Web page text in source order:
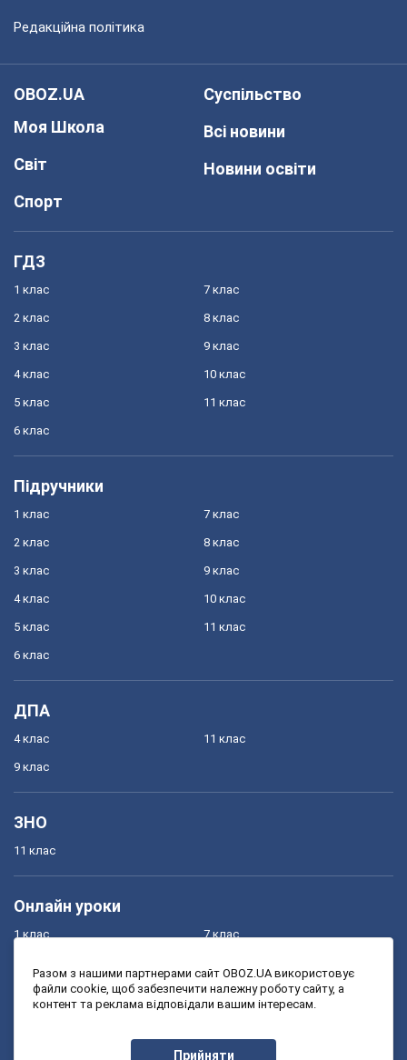
Редакційна політика
OBOZ.UA
Моя Школа
Світ
Спорт
Суспільство
Всі новини
Новини освіти
ГДЗ
1 клас
2 клас
3 клас
4 клас
5 клас
6 клас
7 клас
8 клас
9 клас
10 клас
11 клас
Підручники
1 клас
2 клас
3 клас
4 клас
5 клас
6 клас
7 клас
8 клас
9 клас
10 клас
11 клас
ДПА
4 клас
9 клас
11 клас
ЗНО
11 клас
Онлайн уроки
1 клас
3 клас
7 клас
9 клас
Разом з нашими партнерами сайт OBOZ.UA використовує
файли cookie, щоб забезпечити належну роботу сайту, а
контент та реклама відповідали вашим інтересам.
Прийняти